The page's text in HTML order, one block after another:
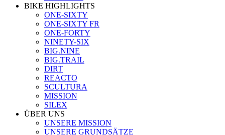
BIKE HIGHLIGHTS
ONE-SIXTY
ONE-SIXTY FR
ONE-FORTY
NINETY-SIX
BIG.NINE
BIG.TRAIL
DIRT
REACTO
SCULTURA
MISSION
SILEX
ÜBER UNS
UNSERE MISSION
UNSERE GRUNDSÄTZE